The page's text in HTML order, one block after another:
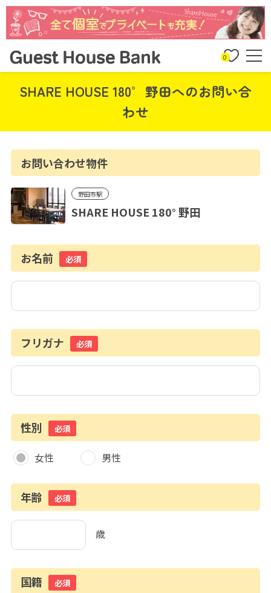
0
SHARE HOUSE 180° 野田へのお問い合
わせ
お問い合わせ物件
野田市駅
SHARE HOUSE 180° 野田
お名前 必須
フリガナ 必須
性別 必須
女性 男性
年齢 必須
歳
国籍 必須